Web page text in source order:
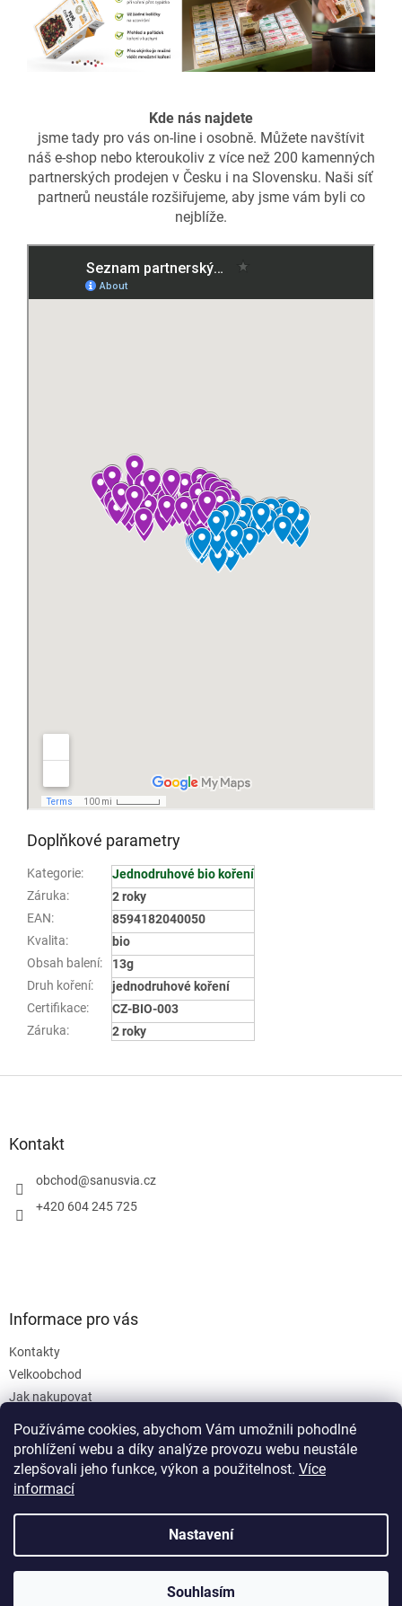
Používáme cookies, abychom Vám umožnili pohodlné
prohlížení webu a díky analýze provozu webu neustále
zlepšovali jeho funkce, výkon a použitelnost. Více
informací
Nastavení
Souhlasím
Kde nás najdete
jsme tady pro vás on-line i osobně. Můžete navštívit
náš e-shop nebo kteroukoliv z více než 200 kamenných
partnerských prodejen v Česku i na Slovensku. Naši síť
partnerů neustále rozšiřujeme, aby jsme vám byli co
nejblíže.
Doplňkové parametry
Kategorie:
Jednodruhové bio koření
Záruka:
2 roky
EAN:
8594182040050
Kvalita:
bio
Obsah balení:
13g
Druh koření:
jednodruhové koření
Certifikace:
CZ-BIO-003
Záruka: 2 roky
Kontakt
obchod@sanusvia.cz
+420 604 245 725
Informace pro vás
Kontakty
Velkoobchod
Jak nakupovat
Podmínky ochrany osobních údajů
Vytvořil Shoptet
SanusVia. Všechna práva vyhrazena.